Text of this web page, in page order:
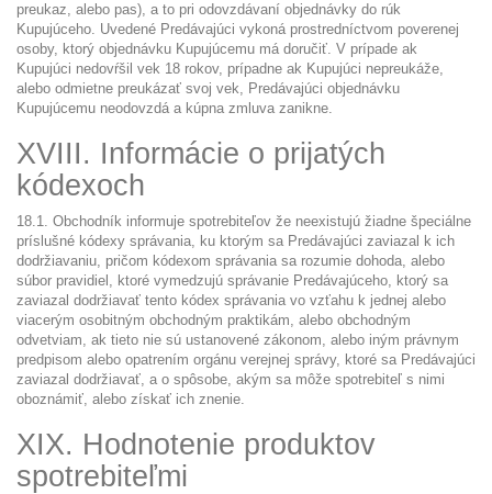
preukaz, alebo pas), a to pri odovzdávaní objednávky do rúk
Kupujúceho. Uvedené Predávajúci vykoná prostredníctvom poverenej
osoby, ktorý objednávku Kupujúcemu má doručiť. V prípade ak
Kupujúci nedovŕšil vek 18 rokov, prípadne ak Kupujúci nepreukáže,
alebo odmietne preukázať svoj vek, Predávajúci objednávku
Kupujúcemu neodovzdá a kúpna zmluva zanikne.
XVIII. Informácie o prijatých
kódexoch
18.1. Obchodník informuje spotrebiteľov že neexistujú žiadne špeciálne
príslušné kódexy správania, ku ktorým sa Predávajúci zaviazal k ich
dodržiavaniu, pričom kódexom správania sa rozumie dohoda, alebo
súbor pravidiel, ktoré vymedzujú správanie Predávajúceho, ktorý sa
zaviazal dodržiavať tento kódex správania vo vzťahu k jednej alebo
viacerým osobitným obchodným praktikám, alebo obchodným
odvetviam, ak tieto nie sú ustanovené zákonom, alebo iným právnym
predpisom alebo opatrením orgánu verejnej správy, ktoré sa Predávajúci
zaviazal dodržiavať, a o spôsobe, akým sa môže spotrebiteľ s nimi
oboznámiť, alebo získať ich znenie.
XIX. Hodnotenie produktov
spotrebiteľmi